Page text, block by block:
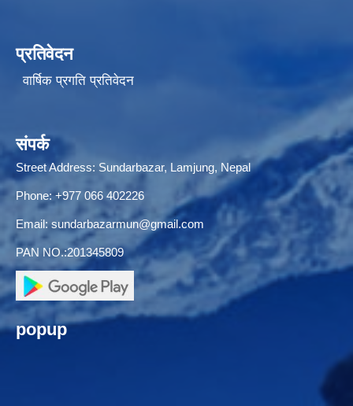
प्रतिवेदन
वार्षिक प्रगति प्रतिवेदन
संपर्क
Street Address: Sundarbazar, Lamjung, Nepal
Phone: +977 066 402226
Email: sundarbazarmun@gmail.com
PAN NO.:201345809
popup